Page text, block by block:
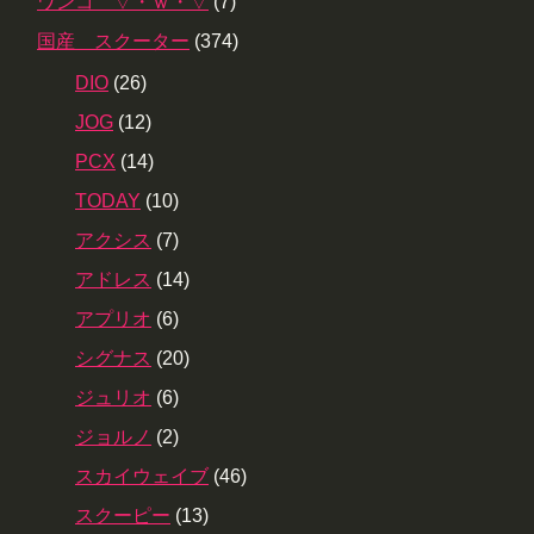
国産 スクーター (374)
DIO (26)
JOG (12)
PCX (14)
TODAY (10)
アクシス (7)
アドレス (14)
アプリオ (6)
シグナス (20)
ジュリオ (6)
ジョルノ (2)
スカイウェイブ (46)
スクーピー (13)